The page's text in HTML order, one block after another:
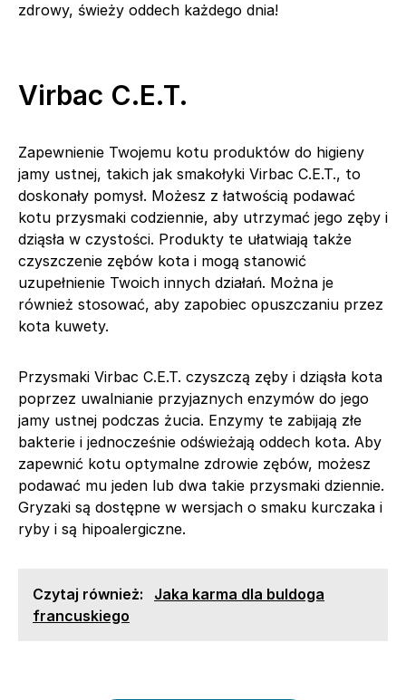
zdrowy, świeży oddech każdego dnia!
Virbac C.E.T.
Zapewnienie Twojemu kotu produktów do higieny
jamy ustnej, takich jak smakołyki Virbac C.E.T., to
doskonały pomysł. Możesz z łatwością podawać
kotu przysmaki codziennie, aby utrzymać jego zęby i
dziąsła w czystości. Produkty te ułatwiają także
czyszczenie zębów kota i mogą stanowić
uzupełnienie Twoich innych działań. Można je
również stosować, aby zapobiec opuszczaniu przez
kota kuwety.
Przysmaki Virbac C.E.T. czyszczą zęby i dziąsła kota
poprzez uwalnianie przyjaznych enzymów do jego
jamy ustnej podczas żucia. Enzymy te zabijają złe
bakterie i jednocześnie odświeżają oddech kota. Aby
zapewnić kotu optymalne zdrowie zębów, możesz
podawać mu jeden lub dwa takie przysmaki dziennie.
Gryzaki są dostępne w wersjach o smaku kurczaka i
ryby i są hipoalergiczne.
Czytaj również:
Jaka karma dla buldoga
francuskiego